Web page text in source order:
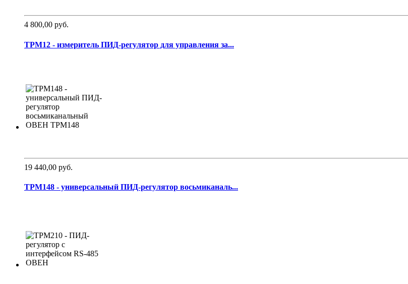
4 800,00 руб.
ТРМ12 - измеритель ПИД-регулятор для управления за...
19 440,00 руб.
ТРМ148 - универсальный ПИД-регулятор восьмиканаль...